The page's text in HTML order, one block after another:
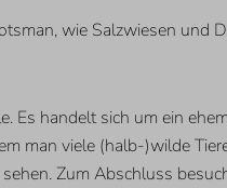
wie Salzwiesen und
handelt sich um ein
man viele (halb-)wilde
Zum Abschluss